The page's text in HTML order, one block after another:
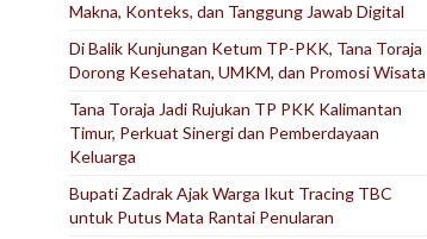
Makna, Konteks, dan Tanggung Jawab Digital
Di Balik Kunjungan Ketum TP-PKK, Tana Toraja
Dorong Kesehatan, UMKM, dan Promosi Wisata
Tana Toraja Jadi Rujukan TP PKK Kalimantan
Timur, Perkuat Sinergi dan Pemberdayaan
Keluarga
Bupati Zadrak Ajak Warga Ikut Tracing TBC
untuk Putus Mata Rantai Penularan